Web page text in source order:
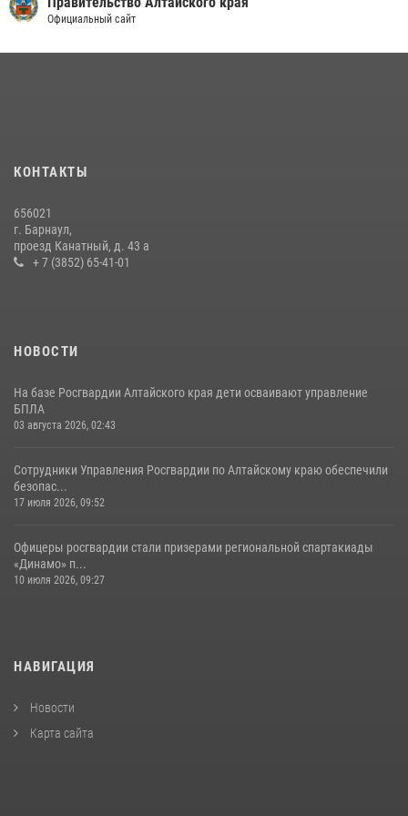
Официальный сайт
КОНТАКТЫ
656021
г. Барнаул,
проезд Канатный, д. 43 а
+ 7 (3852) 65-41-01
НОВОСТИ
На базе Росгвардии Алтайского края дети осваивают управление
БПЛА
03 августа 2026, 02:43
Сотрудники Управления Росгвардии по Алтайскому краю обеспечили
безопас...
17 июля 2026, 09:52
Офицеры росгвардии стали призерами региональной спартакиады
«Динамо» п...
10 июля 2026, 09:27
НАВИГАЦИЯ
Новости
Карта сайта